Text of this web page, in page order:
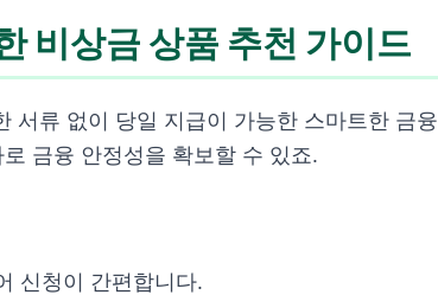
비상금 상품 추천 가이드
서류 없이 당일 지급이 가능한 스마트한 금융
금융 안정성을 확보할 수 있죠.
신청이 간편합니다.